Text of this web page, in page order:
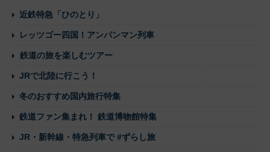
近鉄特急「ひのとり」
レッツゴー四国！アンパンマン列車
鉄道の旅を楽しむツアー
JRで北陸に行こう！
冬のおすすめ国内旅行特集
鉄道ファン集まれ！ 鉄道博物館特集
JR・新幹線・特急列車で #ずらし旅